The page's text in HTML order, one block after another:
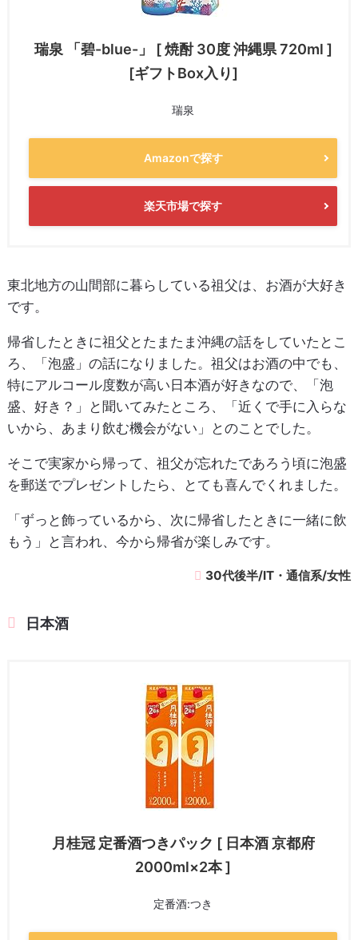
瑞泉 「碧-blue-」 [ 焼酎 30度 沖縄県 720ml ]
[ギフトBox入り]
瑞泉
Amazonで探す
楽天市場で探す
東北地方の山間部に暮らしている祖父は、お酒が大好き
です。
帰省したときに祖父とたまたま沖縄の話をしていたとこ
ろ、「泡盛」の話になりました。祖父はお酒の中でも、
特にアルコール度数が高い日本酒が好きなので、「泡
盛、好き？」と聞いてみたところ、「近くで手に入らな
いから、あまり飲む機会がない」とのことでした。
そこで実家から帰って、祖父が忘れたであろう頃に泡盛
を郵送でプレゼントしたら、とても喜んでくれました。
「ずっと飾っているから、次に帰省したときに一緒に飲
もう」と言われ、今から帰省が楽しみです。
30代後半/IT・通信系/女性
日本酒
月桂冠 定番酒つきパック [ 日本酒 京都府
2000ml×2本 ]
定番酒:つき